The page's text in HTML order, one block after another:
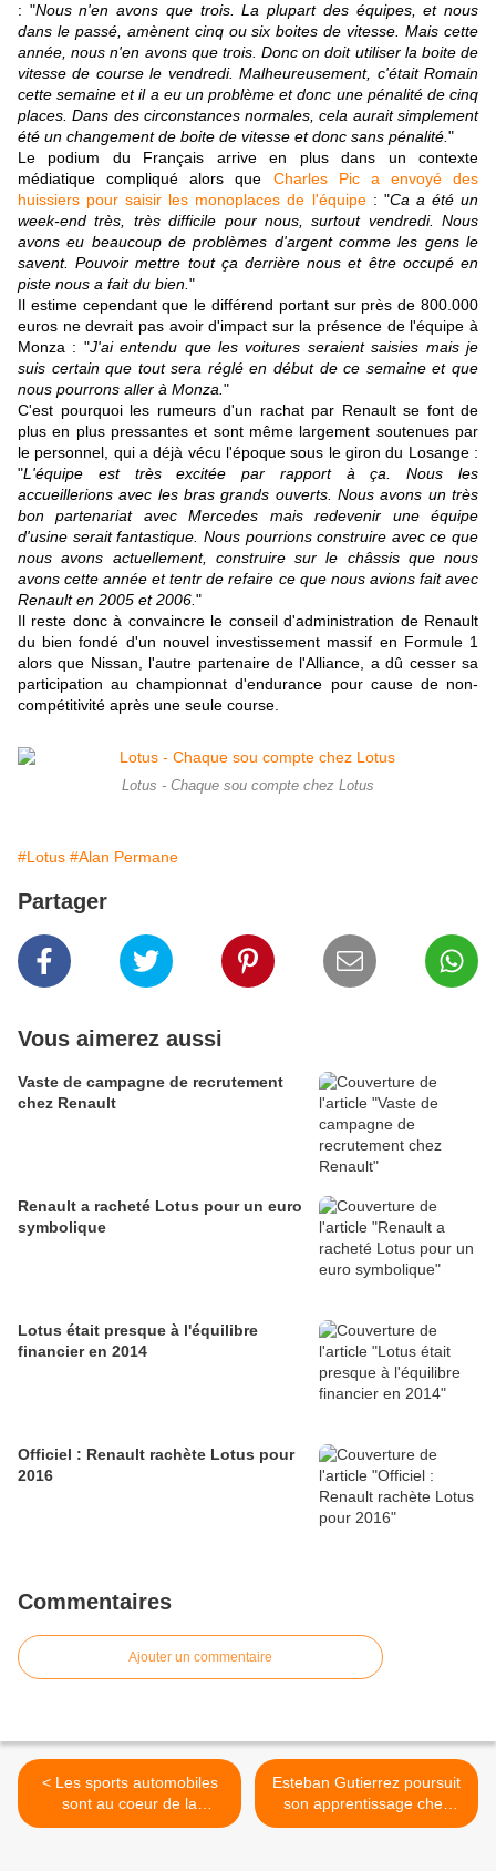
: "Nous n'en avons que trois. La plupart des équipes, et nous
dans le passé, amènent cinq ou six boites de vitesse. Mais cette
année, nous n'en avons que trois. Donc on doit utiliser la boite de
vitesse de course le vendredi. Malheureusement, c'était Romain
cette semaine et il a eu un problème et donc une pénalité de cinq
places. Dans des circonstances normales, cela aurait simplement
été un changement de boite de vitesse et donc sans pénalité. "
Le podium du Français arrive en plus dans un contexte
médiatique compliqué alors que Charles Pic a envoyé des
huissiers pour saisir les monoplaces de l'équipe: "Ca a été un
week-end très, très difficile pour nous, surtout vendredi. Nous
avons eu beaucoup de problèmes d'argent comme les gens le
savent. Pouvoir mettre tout ça derrière nous et être occupé en
piste nous a fait du bien. "
Il estime cependant que le différend portant sur près de 800.000
euros ne devrait pas avoir d'impact sur la présence de l'équipe à
Monza : "J'ai entendu que les voitures seraient saisies mais je
suis certain que tout sera réglé en début de ce semaine et que
nous pourrons aller à Monza. "
C'est pourquoi les rumeurs d'un rachat par Renault se font de
plus en plus pressantes et sont même largement soutenues par
le personnel, qui a déjà vécu l'époque sous le giron du Losange :
"L'équipe est très excitée par rapport à ça. Nous les
accueillerions avec les bras grands ouverts. Nous avons un très
bon partenariat avec Mercedes mais redevenir une équipe
d'usine serait fantastique. Nous pourrions construire avec ce que
nous avons actuellement, construire sur le châssis que nous
avons cette année et tentr de refaire ce que nous avions fait avec
Renault en 2005 et 2006. "
Il reste donc à convaincre le conseil d'administration de Renault
du bien fondé d'un nouvel investissement massif en Formule 1
alors que Nissan, l'autre partenaire de l'Alliance, a dû cesser sa
participation au championnat d'endurance pour cause de non-
compétitivité après une seule course.
Lotus - Chaque sou compte chez Lotus
#Lotus #Alan Permane
Partager
Vous aimerez aussi
Vaste de campagne de recrutement
chez Renault
Renault a racheté Lotus pour un euro
symbolique
Lotus était presque à l'équilibre
financier en 2014
Officiel : Renault rachète Lotus pour
2016
Commentaires
Ajouter un commentaire
< Les sports automobiles
sont au coeur de la
stratégie de Shell
Esteban Gutierrez poursuit
son apprentissage chez
Ferrari >